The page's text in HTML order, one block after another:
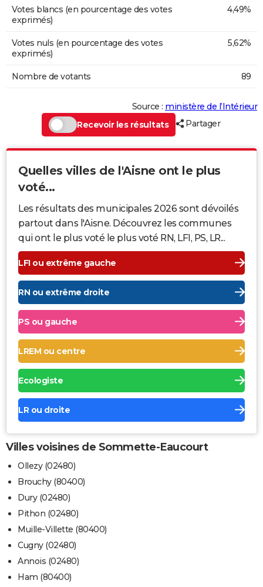
Votes blancs (en pourcentage des votes
exprimés)
4,49%
Votes nuls (en pourcentage des votes
exprimés)
5,62%
Nombre de votants 89
Source : ministère de l’Intérieur
Recevoir les résultats
Partager
Quelles villes de l'Aisne ont le plus
voté...
Les résultats des municipales 2026 sont dévoilés
partout dans l'Aisne. Découvrez les communes
qui ont le plus voté le plus voté RN, LFI, PS, LR...
LFI ou extrême gauche
RN ou extrême droite
PS ou gauche
LREM ou centre
Ecologiste
LR ou droite
Villes voisines de Sommette-Eaucourt
Ollezy (02480)
Brouchy (80400)
Dury (02480)
Pithon (02480)
Muille-Villette (80400)
Cugny (02480)
Annois (02480)
Ham (80400)